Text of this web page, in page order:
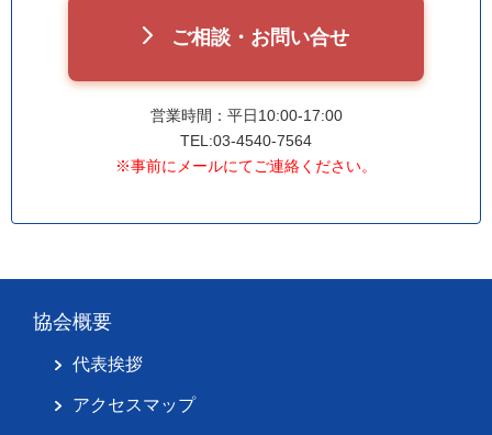
ご相談・お問い合せ
営業時間：平日10:00-17:00
TEL:03-4540-7564
※事前にメールにてご連絡ください。
協会概要
代表挨拶
アクセスマップ